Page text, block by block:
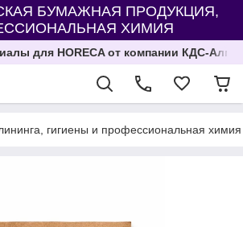
БУМАЖНАЯ ПРОДУКЦИЯ,
ХИМИЯ
для HORECA от компании КДС-
гигиены и профессиональная химия